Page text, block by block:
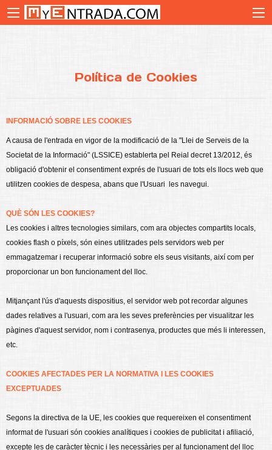
Política de Cookies
INFORMACIÓ SOBRE LES COOKIES
A causa de l'entrada en vigor de la modificació de la "Llei de Serveis de la
Societat de la Informació" (LSSICE) establerta pel Reial decret 13/2012, és
obligació d'obtenir el consentiment exprés de l'usuari de tots els llocs web que
utilitzen cookies de despesa, abans que l'Usuari les navegui.
QUÈ SÓN LES COOKIES?
Les cookies i altres tecnologies similars, com ara objectes compartits locals,
cookies flash o píxels, són eines utilitzades pels servidors web per
emmagatzemar i recuperar informació sobre els seus visitants, així com per
proporcionar un bon funcionament del lloc.
Mitjançant l'ús d'aquests dispositius, el servidor web pot recordar algunes
dades relatives a l'usuari, com ara les seves preferències per visualitzar les
pàgines d'aquest servidor, nom i contrasenya, productes que més li interessen,
etc.
COOKIES AFECTADES PER LA NORMATIVA I LES COOKIES
EXCEPTUADES
Segons la directiva de la UE, les cookies que requereixen el consentiment
informat de l'usuari són cookies analítiques i cookies de publicitat i afiliació,
excepte les de caràcter tècnic i les necessàries per al funcionament del lloc